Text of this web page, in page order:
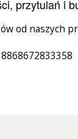
przytulań i
od naszych